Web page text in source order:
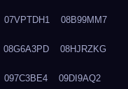
07VPTDH1 08B99MM7
08G6A3PD 08HJRZKG
097C3BE4 09DI9AQ2